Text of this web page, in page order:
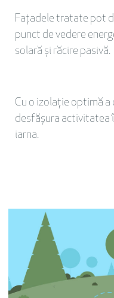
Fațadele tratate pot
punct de vedere
solară și răcire pasivă.
Cu o izolație optimă
desfășura activitatea
iarna.